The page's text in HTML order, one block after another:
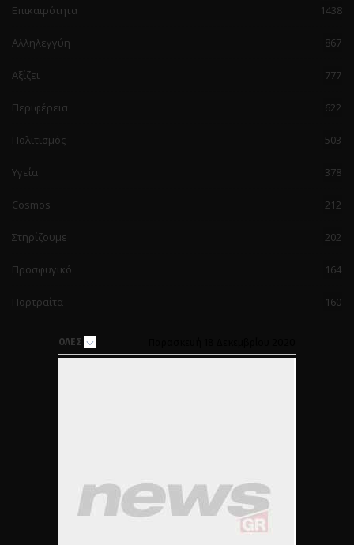
Επικαιρότητα 1438
Αλληλεγγύη 867
Αξίζει 777
Περιφέρεια 622
Πολιτισμός 503
Υγεία 378
Cosmos 212
Στηρίζουμε 202
Προσφυγικό 164
Πορτραίτα 160